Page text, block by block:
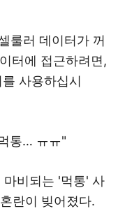
룰러 데이터가 꺼
터에 접근하려면,
사용하십시
통… ㅠㅠ"
비되는 '먹통' 사
란이 빚어졌다.